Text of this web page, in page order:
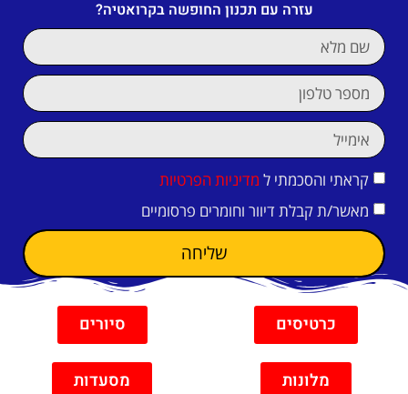
עזרה עם תכנון החופשה בקרואטיה?
קראתי והסכמתי ל מדיניות הפרטיות
מאשר/ת קבלת דיוור וחומרים פרסומיים
שליחה
כרטיסים סיורים
מלונות מסעדות